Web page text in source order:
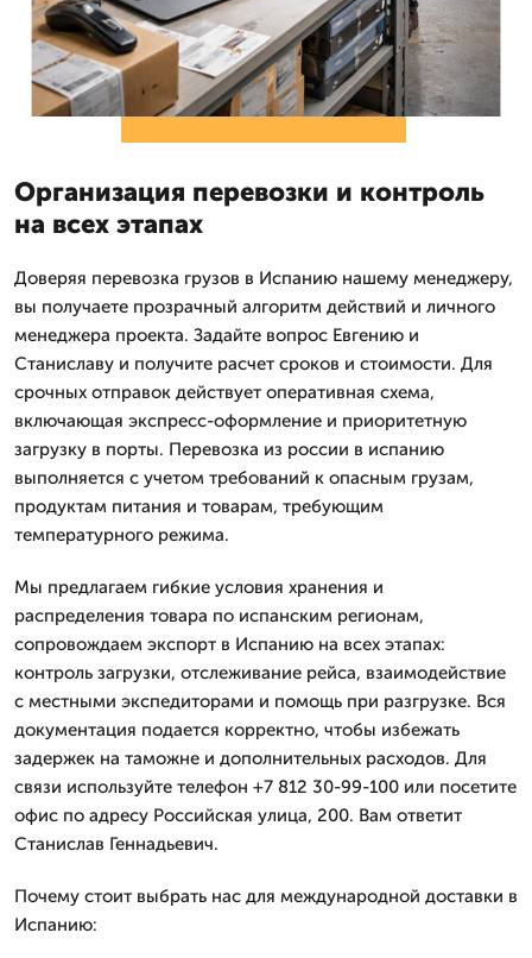
Организация перевозки и контроль
на всех этапах
Доверяя перевозка грузов в Испанию нашему менеджеру,
вы получаете прозрачный алгоритм действий и личного
менеджера проекта. Задайте вопрос Евгению и
Станиславу и получите расчет сроков и стоимости. Для
срочных отправок действует оперативная схема,
включающая экспресс-оформление и приоритетную
загрузку в порты. Перевозка из россии в испанию
выполняется с учетом требований к опасным грузам,
продуктам питания и товарам, требующим
температурного режима.
Мы предлагаем гибкие условия хранения и
распределения товара по испанским регионам,
сопровождаем экспорт в Испанию на всех этапах:
контроль загрузки, отслеживание рейса, взаимодействие
с местными экспедиторами и помощь при разгрузке. Вся
документация подается корректно, чтобы избежать
задержек на таможне и дополнительных расходов. Для
связи используйте телефон +7 812 30-99-100 или посетите
офис по адресу Российская улица, 200. Вам ответит
Станислав Геннадьевич.
Почему стоит выбрать нас для международной доставки в
Испанию: